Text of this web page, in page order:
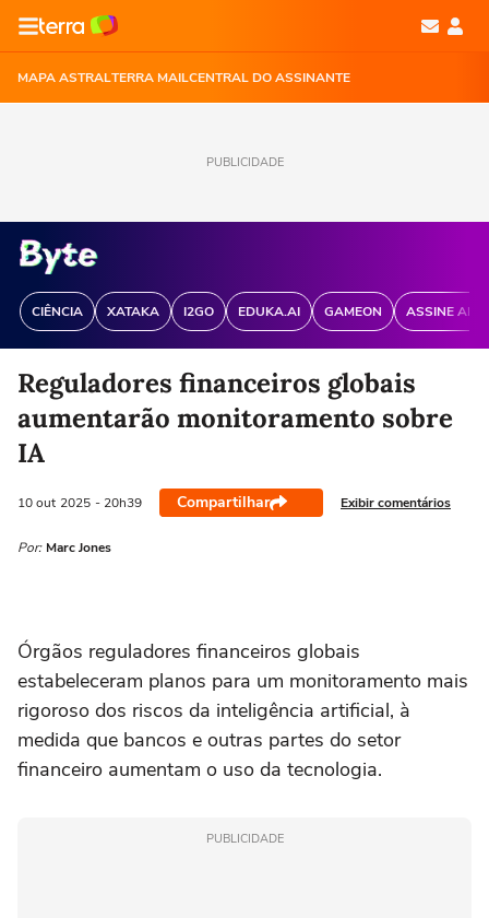
MAPA ASTRALTERRA MAILCENTRAL DO ASSINANTE
PUBLICIDADE
CIÊNCIA XATAKA I2GO EDUKA.AI GAMEON ASSINE
Reguladores financeiros globais
aumentarão monitoramento sobre
IA
10 out 2025 - 20h39 Compartilhar Exibir comentários
Por: Marc Jones
Órgãos reguladores financeiros globais
estabeleceram planos para um monitoramento mais
rigoroso dos riscos da inteligência artificial, à
medida que bancos e outras partes do setor
financeiro aumentam o uso da tecnologia.
PUBLICIDADE